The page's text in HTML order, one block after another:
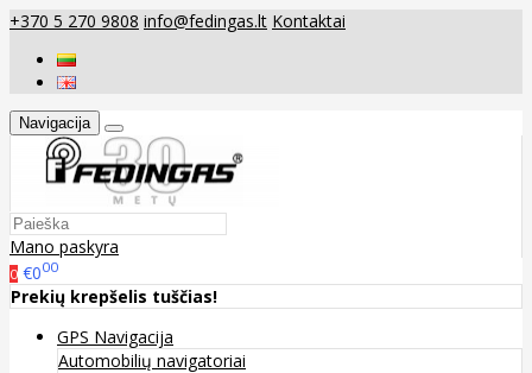
+370 5 270 9808 info@fedingas.lt Kontaktai
Navigacija
Mano paskyra
0 €000
Prekių krepšelis tuščias!
GPS Navigacija
Automobilių navigatoriai